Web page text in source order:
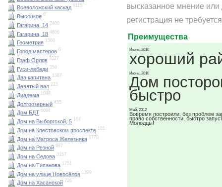
Всеволожский каскад 9115
Высоцкое 0
Гагарина, 14 2400
Гагарина, 18 4806
Геометрия 1566
Город мастеров 0
Граф Орлов 3327
Гуси-лебеди 359
Два капитана 1387
Девятый вал 223
Диадема 1044
Долгоозерный 455
Дом БДТ 6094
Дом на Выборгской, 5 107
Дом на Крестовском проспекте 101
Дом на Матроса Железняка 1770
Дом на Резной 697
Дом на Седова 3157
Дом на Типанова 1751
Дом на улице Новосёлов 1399
Дом на Хасанской 726
высказанное мнение
регистрация не
Преимущества
Июнь, 2010
хороший
Июнь, 2010
Дом
быстро
Май, 2012
Вовремя построили, без проблем
право собственности, быстро
Молодцы!